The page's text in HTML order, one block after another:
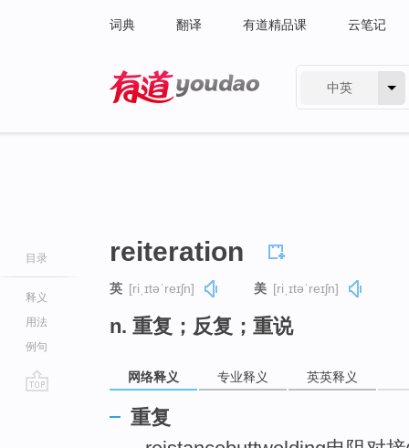
词典 翻译 有道精品课 云笔记
中英
目录
释义
用法
例句
reiteration
英 [riˌɪtəˈreɪʃn] 美 [riˌɪtəˈreɪʃn]
n. 重复；反复；重说
网络释义 专业释义 英英释义
重复